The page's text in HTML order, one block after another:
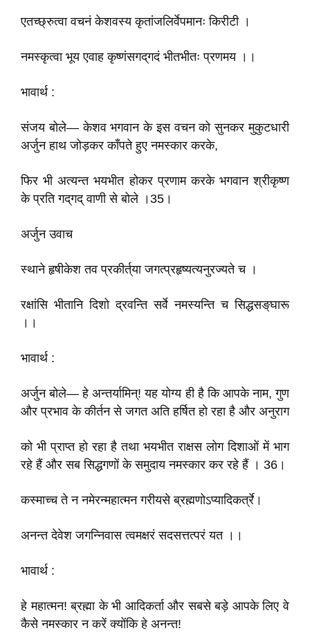
एतच्छ्रुत्वा वचनं केशवस्य कृतांजलिर्वेपमानः किरीटी ।
नमस्कृत्वा भूय एवाह कृष्णंसगद्‌गदं भीतभीतः प्रणमय ।।
भावार्थ :
संजय बोले— केशव भगवान के इस वचन को सुनकर मुकुटधारी
अर्जुन हाथ जोड़कर काँपते हुए नमस्कार करके,
फिर भी अत्यन्त भयभीत होकर प्रणाम करके भगवान श्रीकृष्ण
के प्रति गद्‌गद्‌ वाणी से बोले ।35।
अर्जुन उवाच
स्थाने हृषीकेश तव प्रकीर्त्‌या जगत्प्रहृष्यत्यनुरज्यते च ।
रक्षांसि भीतानि दिशो द्रवन्ति सर्वे नमस्यन्ति च सिद्धसङ्‌घारू
।।
भावार्थ :
अर्जुन बोले— हे अन्तर्यामिन्! यह योग्य ही है कि आपके नाम, गुण
और प्रभाव के कीर्तन से जगत अति हर्षित हो रहा है और अनुराग
को भी प्राप्त हो रहा है तथा भयभीत राक्षस लोग दिशाओं में भाग
रहे हैं और सब सिद्धगणों के समुदाय नमस्कार कर रहे हैं । 36।
कस्माच्च ते न नमेरन्महात्मन गरीयसे ब्रह्मणोऽप्यादिकर्त्रे।
अनन्त देवेश जगन्निवास त्वमक्षरं सदसत्तत्परं यत ।।
भावार्थ :
हे महात्मन! ब्रह्मा के भी आदिकर्ता और सबसे बड़े आपके लिए वे
कैसे नमस्कार न करें क्योंकि हे अनन्त!